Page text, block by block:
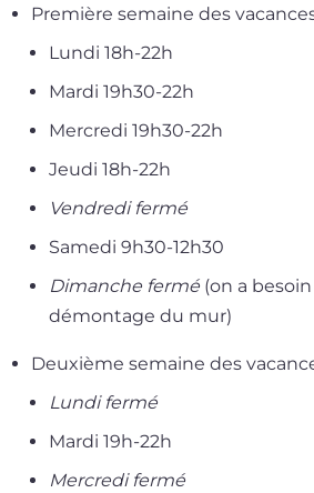
Première semaine des
Lundi 18h-22h
Mardi 19h30-22h
Mercredi 19h30-22h
Jeudi 18h-22h
Vendredi fer­mé
Samedi 9h30-12h30
Dimanche fer­mé (on a
démon­tage du mur)
Deuxième semaine des
Lundi fer­mé
Mardi 19h-22h
Mercredi fer­mé